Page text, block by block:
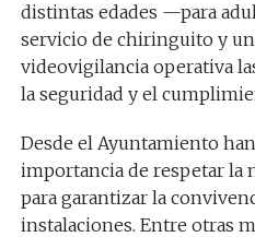
distintas edades —para
servicio de chiringuito y
videovigilancia operativa
la seguridad y el
Desde el Ayuntamiento
importancia de respetar la
para garantizar la
instalaciones. Entre otras